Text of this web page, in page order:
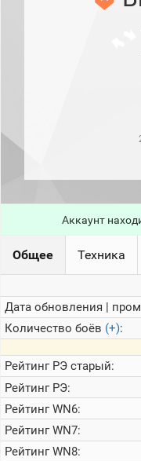
последние
сессии)
Онлайн
Цветовая
Теlegram
ВК
Портал
Мира
Аккаунт
Общее Техника
Дата обновления |
Количество боёв (+):
РейтингРЭ старый:
РейтингРЭ:
РейтингWN6:
РейтингWN7:
РейтингWN8: